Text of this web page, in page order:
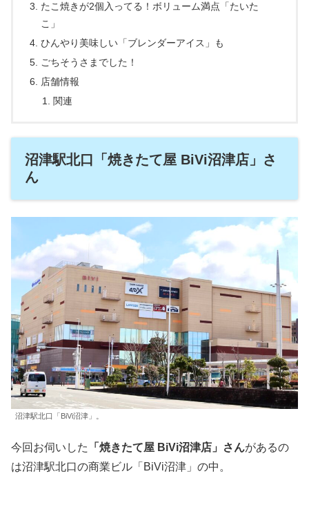
たこ焼きが2個入ってる！ボリューム満点「たいた
こ」
ひんやり美味しい「ブレンダーアイス」も
ごちそうさまでした！
店舗情報
関連
沼津駅北口「焼きたて屋 BiVi沼津店」さ
ん
沼津駅北口「BiVi沼津」。
今回お伺いした 「焼きたて屋 BiVi沼津店」さんがあるの
は沼津駅北口の商業ビル「BiVi沼津」の中。